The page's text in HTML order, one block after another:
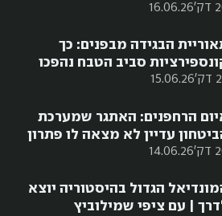
16.06.26
15.06.26
הבגידה מבפנים: כך
סביב הטבח נהפכו
פוליטי
14.06.26
הרחפנים: האתגר שמערכת
עדיין לא מצאה לו פתרון
הגדול בהיסטוריה יוצא
| עם ציפי שמילוביץ